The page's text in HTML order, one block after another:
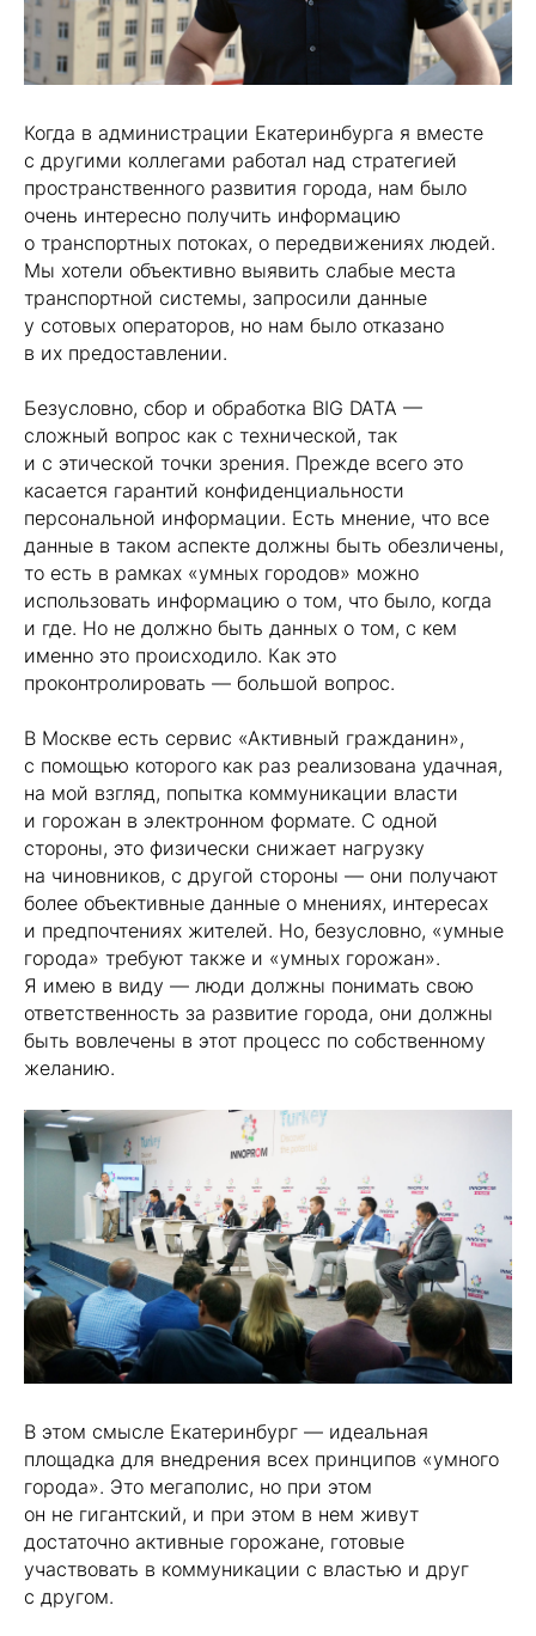
Когда в администрации Екатеринбурга я вместе
с другими коллегами работал над стратегией
пространственного развития города, нам было
очень интересно получить информацию
о транспортных потоках, о передвижениях людей.
Мы хотели объективно выявить слабые места
транспортной системы, запросили данные
у сотовых операторов, но нам было отказано
в их предоставлении.
Безусловно, сбор и обработка BIG DATA —
сложный вопрос как с технической, так
и с этической точки зрения. Прежде всего это
касается гарантий конфиденциальности
персональной информации. Есть мнение, что все
данные в таком аспекте должны быть обезличены,
то есть в рамках «умных городов» можно
использовать информацию о том, что было, когда
и где. Но не должно быть данных о том, с кем
именно это происходило. Как это
проконтролировать — большой вопрос.
В Москве есть сервис «Активный гражданин»,
с помощью которого как раз реализована удачная,
на мой взгляд, попытка коммуникации власти
и горожан в электронном формате. С одной
стороны, это физически снижает нагрузку
на чиновников, с другой стороны — они получают
более объективные данные о мнениях, интересах
и предпочтениях жителей. Но, безусловно, «умные
города» требуют также и «умных горожан».
Я имею в виду — люди должны понимать свою
ответственность за развитие города, они должны
быть вовлечены в этот процесс по собственному
желанию.
В этом смысле Екатеринбург — идеальная
площадка для внедрения всех принципов «умного
города». Это мегаполис, но при этом
он не гигантский, и при этом в нем живут
достаточно активные горожане, готовые
участвовать в коммуникации с властью и друг
с другом.